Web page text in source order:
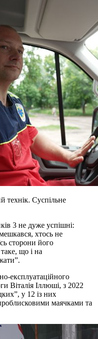
технік. Суспільне
3 не дуже успішні:
хтось не
сторони його
що і на
експлуатаційного
Віталія Іллюші, з 2022
у 12 із них
маячками та